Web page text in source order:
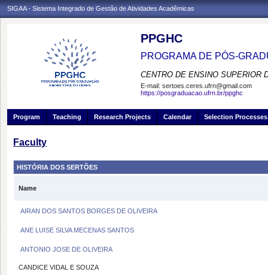
SIGAA - Sistema Integrado de Gestão de Atividades Acadêmicas
PPGHC
PROGRAMA DE PÓS-
CENTRO DE ENSINO SUPERIOR
E-mail: sertoes.ceres.ufrn@gmail.com
https://posgraduacao.ufrn.br/ppghc
Program Teaching Research Projects Calendar Selection Processes
Faculty
HISTÓRIA DOS SERTÕES
Name
AIRAN DOS SANTOS BORGES DE OLIVEIRA
ANE LUISE SILVA MECENAS SANTOS
ANTONIO JOSE DE OLIVEIRA
CANDICE VIDAL E SOUZA